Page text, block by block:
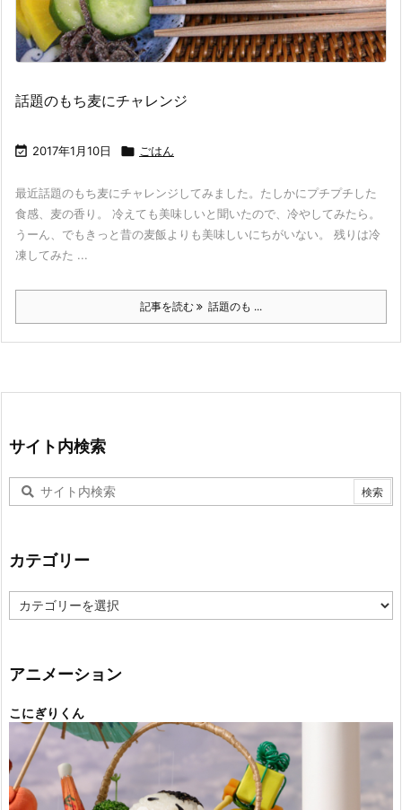
話題のもち麦にチャレンジ
 2017年1月10日  ごはん
最近話題のもち麦にチャレンジしてみました。たしかにプチプチした
食感、麦の香り。 冷えても美味しいと聞いたので、冷やしてみたら。
うーん、でもきっと昔の麦飯よりも美味しいにちがいない。 残りは冷
凍してみた ...
記事を読む 話題のも ...
サイト内検索
カテゴリー
テ
ー
アニメーション
こにぎりくん